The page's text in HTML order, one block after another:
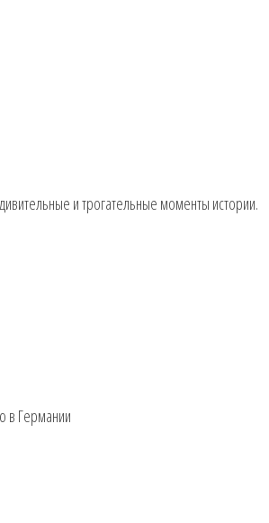
и трогательные моменты истории.
в Германии